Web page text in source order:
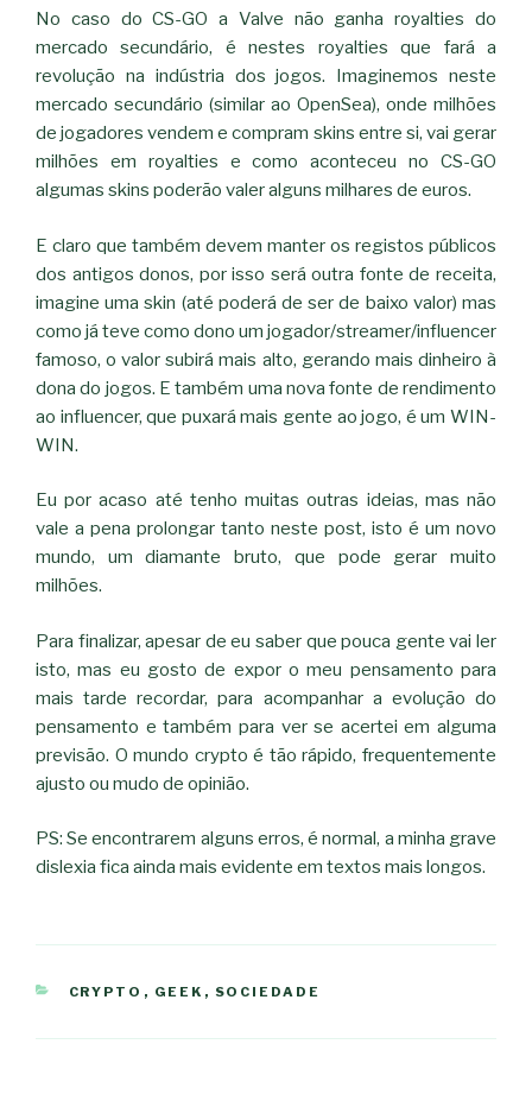
No caso do CS-GO a Valve não ganha royalties do
mercado secundário, é nestes royalties que fará a
revolução na indústria dos jogos. Imaginemos neste
mercado secundário (similar ao OpenSea), onde milhões
de jogadores vendem e compram skins entre si, vai gerar
milhões em royalties e como aconteceu no CS-GO
algumas skins poderão valer alguns milhares de euros.
E claro que também devem manter os registos públicos
dos antigos donos, por isso será outra fonte de receita,
imagine uma skin (até poderá de ser de baixo valor) mas
como já teve como dono um jogador/streamer/influencer
famoso, o valor subirá mais alto, gerando mais dinheiro à
dona do jogos. E também uma nova fonte de rendimento
ao influencer, que puxará mais gente ao jogo, é um WIN-
WIN.
Eu por acaso até tenho muitas outras ideias, mas não
vale a pena prolongar tanto neste post, isto é um novo
mundo, um diamante bruto, que pode gerar muito
milhões.
Para finalizar, apesar de eu saber que pouca gente vai ler
isto, mas eu gosto de expor o meu pensamento para
mais tarde recordar, para acompanhar a evolução do
pensamento e também para ver se acertei em alguma
previsão. O mundo crypto é tão rápido, frequentemente
ajusto ou mudo de opinião.
PS: Se encontrarem alguns erros, é normal, a minha grave
dislexia fica ainda mais evidente em textos mais longos.
CATEGORIAS
CRYPTO , GEEK , SOCIEDADE